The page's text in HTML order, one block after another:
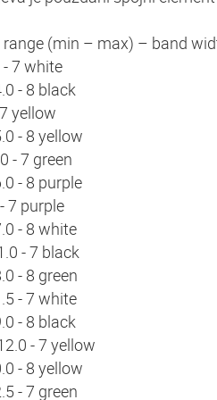
(min – max) – band
- 7 white
- 8 black
yellow
- 8 yellow
- 7 green
- 8 purple
7 purple
- 8 white
- 7 black
- 8 green
- 7 white
- 8 black
- 7 yellow
- 8 yellow
- 7 green